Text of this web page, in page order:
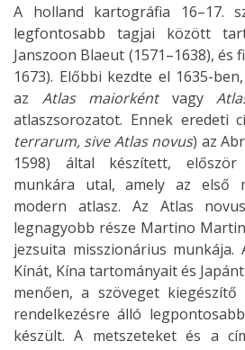
A holland kartográfia 16–17.
legfontosabb tagjai között
Janszoon Blaeut (1571–1638), és
1673). Előbbi kezdte el 1635-
az Atlas maiorkéntvagy
atlaszsorozatot. Ennek eredeti
terrarum, sive Atlas novus) az
1598) által készített, először
munkára utal, amely az első
modern atlasz. Az Atlas
legnagyobb része Martino
jezsuita misszionárius
Kínát, Kína tartományait és
menően, a szöveget
rendelkezésre álló
készült. A metszeteket és a